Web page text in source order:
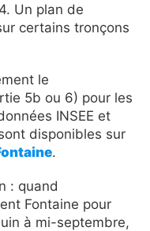
Un plan de
certains tronçons
le
5b ou 6) pour les
INSEE et
disponibles sur
.
: quand
Fontaine pour
à mi-septembre,